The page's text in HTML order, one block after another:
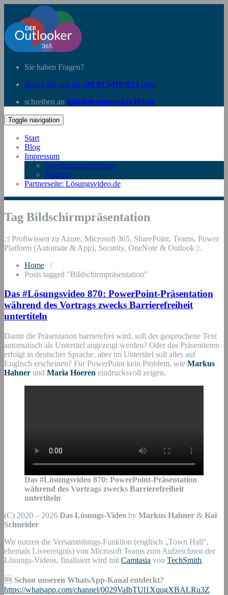
Sie haben Fragen?
Rufen Sie uns an +49 89 54197824 oder
schreiben an info@deroutlooker365.de
Toggle navigation
Start
Blog
Impressum
Datenschutzerklärung
Kontakt
Partnerseite: Lösungsvideo.de
Tag Bildschirmpräsentation
.:| Profiwissen zu Azure, Microsoft 365, SharePoint, Teams, Power
Platform (Automate & App), Security, OneNote & Outlook |:.
Home /
Posts tagged "Bildschirmpräsentation"
Das #Lösungsvideo 870: PowerPoint-Präsentation
während des Vortrags zwecks Barrierefreiheit
untertiteln
Damit die Präsentation barrierefrei wird, soll der gesprochene Text
automatisch als Untertitel angezeigt werden? Oder das Präsentieren
erfolgt in deutscher Sprache, aber im Untertitel soll alles auf
Englisch erscheinen? Für PowerPoint kein Problem, wie Markus
Hahner und Maria Hoeren eindrucksvoll zeigen.
Das #Lösungsvideo 870: PowerPoint-Präsentation
während des Vortrags zwecks Barrierefreiheit
untertiteln
(C) 2020 – 2026 Das Lösungs-Video by Markus Hahner & Kai
Schneider
Wir nutzen die Versammlungs-Funktion (englisch „Town Hall“,
ehemals Liveereignis) von Microsoft Teams zum Aufzeichnen der
Lösungs-Videos, finalisiert wird mit Camtasia von TechSmith.
🆕 Schon unseren WhatsApp-Kanal entdeckt?
https://whatsapp.com/channel/0029VaIbTUl1XqugXBALRu3Z